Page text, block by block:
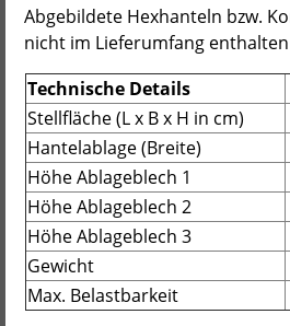
Abgebildete Hexhanteln bzw.
nicht im Lieferumfang enthalten
Technische Details
Stellfläche (L x B x H in cm)
Hantelablage (Breite)
Höhe Ablageblech 1
Höhe Ablageblech 2
Höhe Ablageblech 3
Gewicht
Max. Belastbarkeit